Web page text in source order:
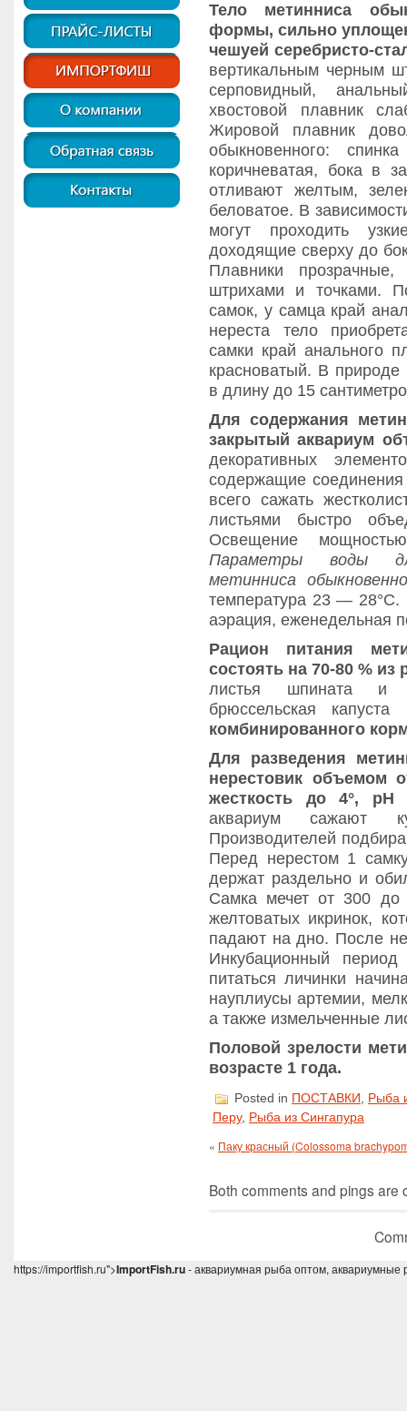
Тело метинниса
формы, сильно
чешуей серебристо-
вертикальным черным
серповидный,
хвостовой плавник
Жировой плавник
обыкновенного:
коричневатая, бока в
отливают желтым,
беловатое. В
могут проходить
доходящие сверху до
Плавники
штрихами и точками.
самок, у самца край
нереста тело
самки край анального
красноватый. В
в длину до 15
Для содержания
закрытый аквариум
декоративных
содержащие
всего сажать
листьями быстро
Освещение
Параметры воды
метинниса
температура 23 —
аэрация, еженедельная
Рацион питания
состоять на 70-80 % из
листья шпината и
брюссельская
комбинированного
Для разведения
нерестовик объемом
жесткость до 4°, рН
аквариум сажают
Производителей
Перед нерестом 1
держат раздельно и
Самка мечет от 300 до
желтоватых икринок,
падают на дно. После
Инкубационный
питаться личинки
науплиусы артемии,
а также измельченные
Половой зрелости
возрасте 1 года.
Posted in ПОСТАВКИ, Рыба
Перу, Рыба из Сингапура
« Паку красный (Colossoma
Both comments and pings are
https://importfish.ru">ImportFish.ru- аквариумная рыба оптом,